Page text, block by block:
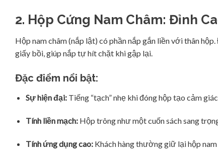
2. Hộp Cứng Nam Châm: Đỉnh
Hộp nam châm (nắp lật) có phần nắp gắn liền với thân
giấy bồi, giúp nắp tự hít chặt khi gập lại.
Đặc điểm nổi bật:
Sự hiện đại:Tiếng “tạch” nhẹ khi đóng hộp tạo cảm
Tính liền mạch:Hộp trông như một cuốn sách sang
Tính ứng dụng cao:Khách hàng thường giữ lại hộp nam